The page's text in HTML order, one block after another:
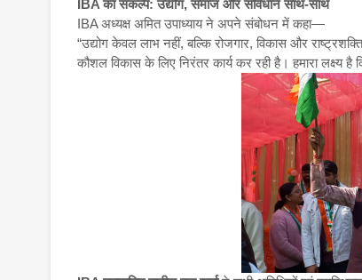
IBA का संकल्प: उद्योग, समाज और संविधान साथ-साथ
IBA अध्यक्ष अमित उपाध्याय ने अपने संबोधन में कहा—
“उद्योग केवल लाभ नहीं, बल्कि रोजगार, विकास और
कौशल विकास के लिए निरंतर कार्य कर रही है। हमारा लक्ष्य है